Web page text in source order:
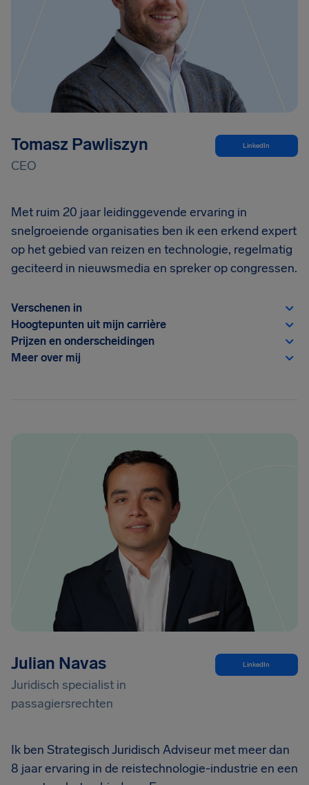
Tomasz Pawliszyn
CEO
LinkedIn
Met ruim 20 jaar leidinggevende ervaring in
snelgroeiende organisaties ben ik een erkend expert
op het gebied van reizen en technologie, regelmatig
geciteerd in nieuwsmedia en spreker op congressen.
Verschenen in
Hoogtepunten uit mijn carrière
Prijzen en onderscheidingen
Meer over mij
Julian Navas
Juridisch specialist in
passagiersrechten
LinkedIn
Ik ben Strategisch Juridisch Adviseur met meer dan
8 jaar ervaring in de reistechnologie-industrie en een